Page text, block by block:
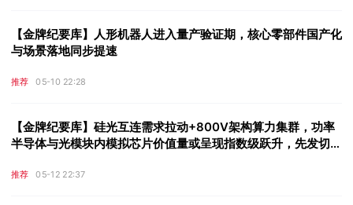
【金牌纪要库】人形机器人进入量产验证期，核心零部件国产化
与场景落地同步提速
推荐 05-10 22:28
【金牌纪要库】硅光互连需求拉动+800V架构算力集群，功率
半导体与光模块内模拟芯片价值量或呈现指数级跃升，先发切入
推荐 05-12 22:37